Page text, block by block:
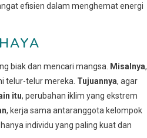
efisien dalam menghemat energi
biak dan mencari mangsa. Misalnya,
telur-telur mereka. Tujuannya, agar
itu, perubahan iklim yang ekstrem
, kerja sama antaranggota kelompok
hanya individu yang paling kuat dan